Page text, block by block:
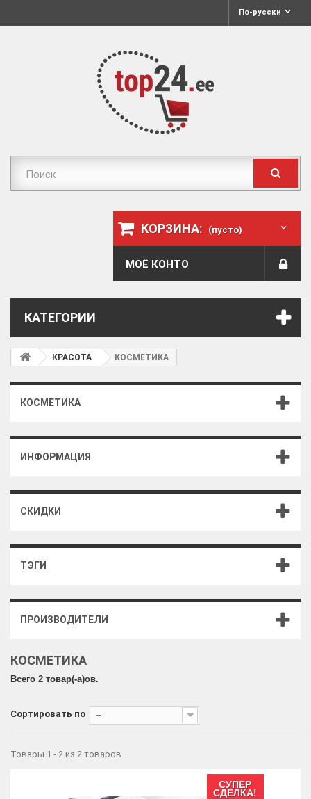
По-русски
КОРЗИНА: (пусто)
МОЁ КОНТО
КАТЕГОРИИ
КРАСОТА КОСМЕТИКА
КОСМЕТИКА
ИНФОРМАЦИЯ
СКИДКИ
ТЭГИ
ПРОИЗВОДИТЕЛИ
КОСМЕТИКА
Всего 2 товар(-a)ов.
Сортировать по --
Товары 1 - 2 из 2 товаров
СУПЕР
СДЕЛКА!